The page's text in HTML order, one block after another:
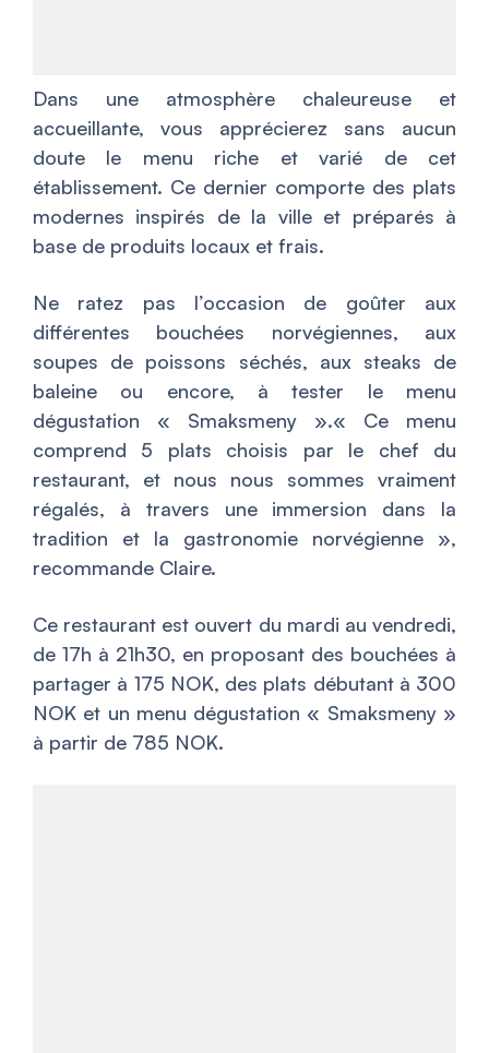
Dans une atmosphère chaleureuse et
accueillante, vous apprécierez sans aucun
doute le menu riche et varié de cet
établissement. Ce dernier comporte des plats
modernes inspirés de la ville et préparés à
base de produits locaux et frais.
Ne ratez pas l’occasion de goûter aux
différentes bouchées norvégiennes, aux
soupes de poissons séchés, aux steaks de
baleine ou encore, à tester le menu
dégustation « Smaksmeny ».« Ce menu
comprend 5 plats choisis par le chef du
restaurant, et nous nous sommes vraiment
régalés, à travers une immersion dans la
tradition et la gastronomie norvégienne »,
recommande Claire.
Ce restaurant est ouvert du mardi au vendredi,
de 17h à 21h30, en proposant des bouchées à
partager à 175 NOK, des plats débutant à 300
NOK et un menu dégustation « Smaksmeny »
à partir de 785 NOK.